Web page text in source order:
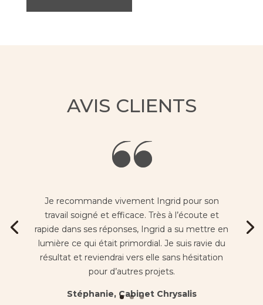
AVIS CLIENTS
“
Je recommande vivement Ingrid pour son
travail soigné et efficace. Très à l’écoute et
rapide dans ses réponses, Ingrid a su mettre en
lumière ce qui était primordial. Je suis ravie du
résultat et reviendrai vers elle sans hésitation
pour d’autres projets.
Stéphanie, Cabinet Chrysalis